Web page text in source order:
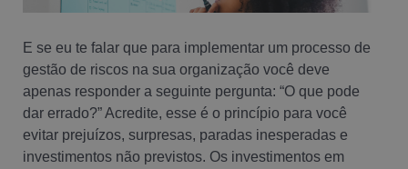
E se eu te falar que para implementar um processo de
gestão de riscos na sua organização você deve
apenas responder a seguinte pergunta: “O que pode
dar errado?” Acredite, esse é o princípio para você
evitar prejuízos, surpresas, paradas inesperadas e
investimentos não previstos. Os investimentos em